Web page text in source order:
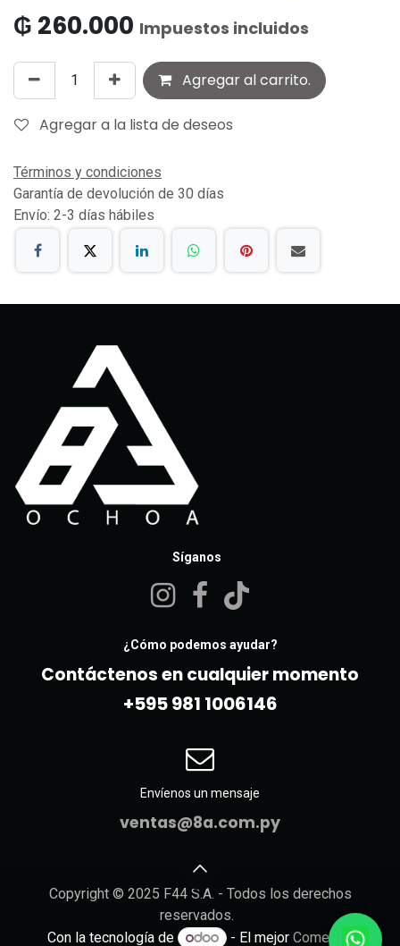
₲ 260.000 Impuestos incluidos
Agregar al carrito.
Agregar a la lista de deseos
Términos y condiciones
Garantía de devolución de 30 días
Envío: 2-3 días hábiles
Síganos
¿Cómo podemos ayudar?
Contáctenos en cualquier momento
+595 981 10061​46
Envíenos un mensaje
ventas@8a.com.py
Copyright © 2025 F44 S.A. - Todos los derechos
reservados.
Con la tecnología de
- El mejor Comercio